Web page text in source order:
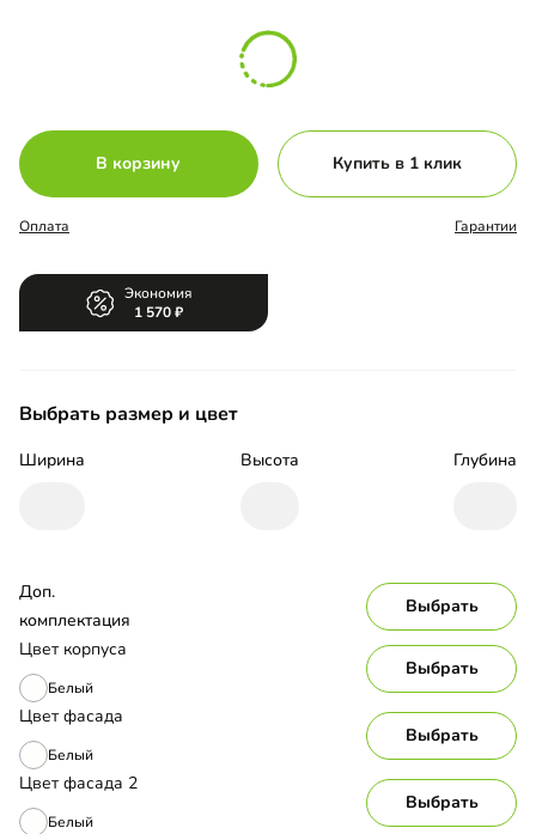
В корзину Купить в 1 клик
Оплата Гарантии
Экономия
1 570
Выбрать размер и цвет
Ширина Высота Глубина
Цвет корпуса
Белый
Выбрать
Цвет фасада
Белый
Выбрать
Цвет фасада 2
Белый
Выбрать
Доп.
комплектация
Выбрать